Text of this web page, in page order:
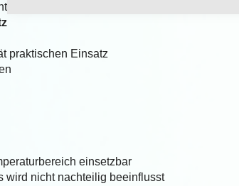
praktischen Einsatz
einsetzbar
wird nicht nachteilig beeinflusst